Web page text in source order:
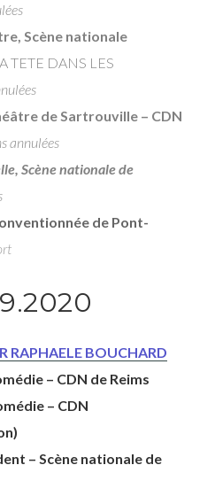
Scène nationale
TETE DANS LES
de Sartrouville – CDN
annulées
Scène nationale de
de Pont-
RAPHAELE BOUCHARD
– CDN de Reims
– CDN
– Scène nationale de